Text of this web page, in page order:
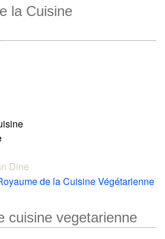
la Cuisine
Dine
de la Cuisine Végétarienne
cuisine vegetarienne